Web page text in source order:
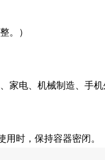
。）
电、机械制造、手机
时，保持容器密闭。